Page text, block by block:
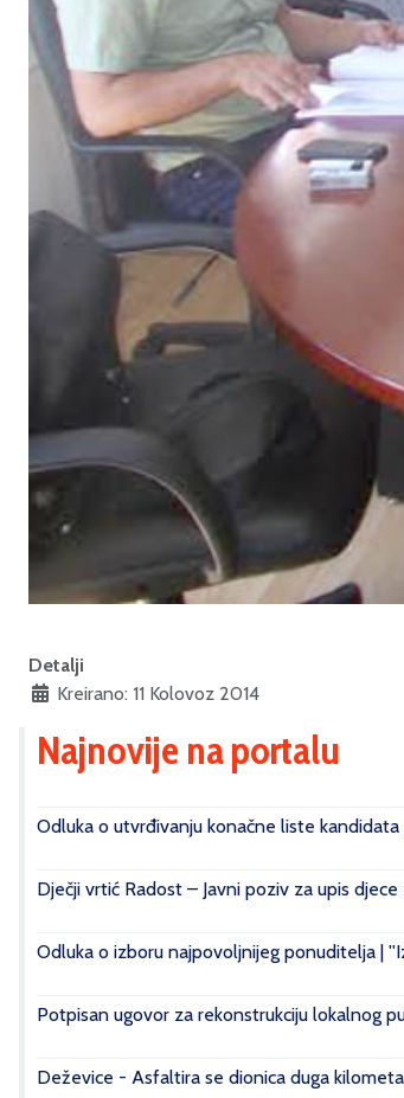
Detalji
Kreirano: 11 Kolovoz 2014
Najnovije na portalu
Odluka o utvrđivanju konačne liste
Dječji vrtić Radost – Javni poziv za upis
Odluka o izboru najpovoljnijeg ponuditelja |
Potpisan ugovor za rekonstrukciju lokalnog
Deževice - Asfaltira se dionica duga